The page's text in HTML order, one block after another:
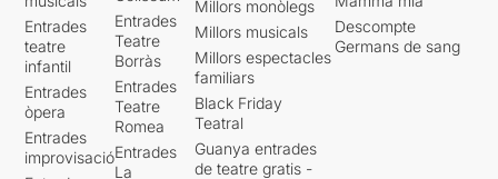
Entrades
teatre
infantil
Entrades
òpera
Entrades
improvisació
Entrades
Teatre
Borràs
Entrades
Teatre
Romea
Entrades
La
Millors monòlegs
Millors musicals
Millors espectacles
familiars
Black Friday
Teatral
Guanya entrades
de teatre gratis -
Descompte
Germans de sang